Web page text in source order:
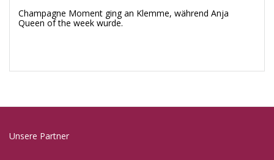
Champagne Moment ging an Klemme, während Anja
Queen of the week wurde.
Unsere Partner